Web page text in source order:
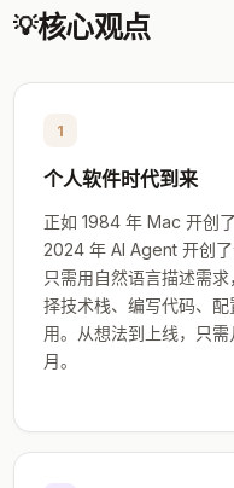
💡核心观点
1
个人软件时代到来
正如 1984 年 Mac 开创
2024 年 AI Agent 开创
只需用自然语言描述需
择技术栈、编写代码、
用。从想法到上线，只
月。